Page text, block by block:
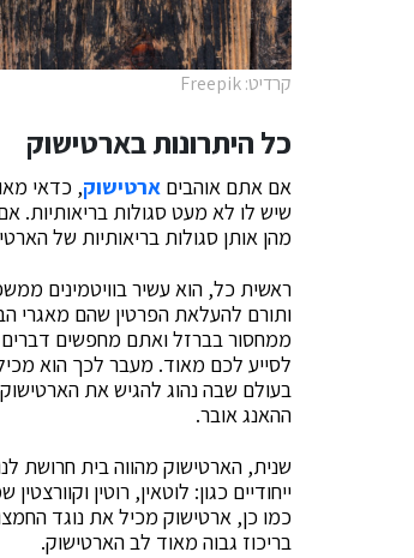
קרדיט: Freepik
כל היתרונות בארטישוק
אם אתם אוהבים ארטישוק, כדאי
שיש לו לא מעט סגולות בריאותיות.
מהן אותן סגולות בריאותיות של
ראשית כל, הוא עשיר בוויטמינים
ותורם להעלאת הפרטין שהם מאגרי
ממחסור בברזל ואתם מחפשים דברים
לסייע לכם מאוד. מעבר לכך הוא מכיל
בעולם שבה נהוג להגיש את
ההאנג אובר.
שנית, הארטישוק מהווה בית חרושת
ייחודיים כגון: לוטאין, רוטין
כמו כן, ארטישוק מכיל את נוגד
בריכוז גבוה מאוד לב הארטישוק.